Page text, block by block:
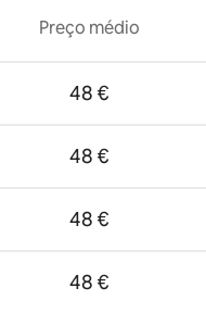
Preço médio
48 €
48 €
48 €
48 €